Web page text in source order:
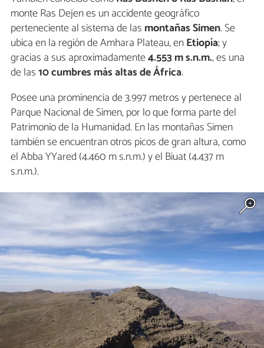
monte Ras Dejen es un accidente geográfico
perteneciente al sistema de las montañas Simen. Se
ubica en la región de Amhara Plateau, enEtiopía; y
gracias a sus aproximadamente4.553 m s.n.m., es una
de las10 cumbres más altas de África.
Posee una prominencia de 3.997 metros y pertenece al
Parque Nacional de Simen, por lo que forma parte del
Patrimonio de la Humanidad. En las montañas Simen
también se encuentran otros picos de gran altura, como
el Abba YYared (4.460 m s.n.m.) y el Biuat (4.437 m
s.n.m.).